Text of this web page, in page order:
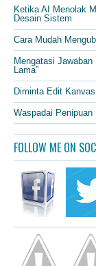
Ketika AI Menolak
Desain Sistem
Cara Mudah
Mengatasi
Lama”
Diminta Edit
Waspadai
FOLLOW ME ON